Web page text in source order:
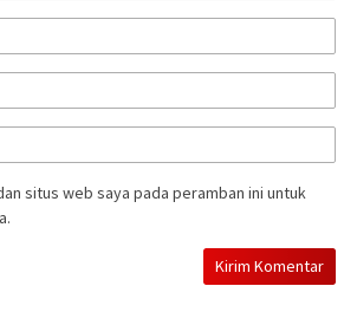
situs web saya pada peramban ini untuk